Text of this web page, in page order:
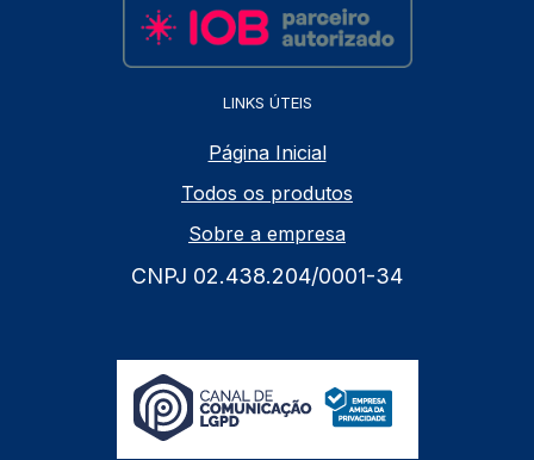
LINKS ÚTEIS
Página Inicial
Todos os produtos
Sobre a empresa
CNPJ 02.438.204/0001-34